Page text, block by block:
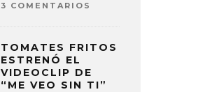
3 COMENTARIOS
TOMATES FRITOS
ESTRENÓ EL
VIDEOCLIP DE
“ME VEO SIN TI”